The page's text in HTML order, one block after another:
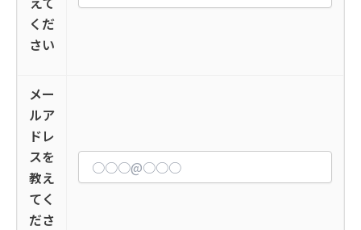
くだ
さい
メー
ルア
ドレ
スを
教え
てく
ださ